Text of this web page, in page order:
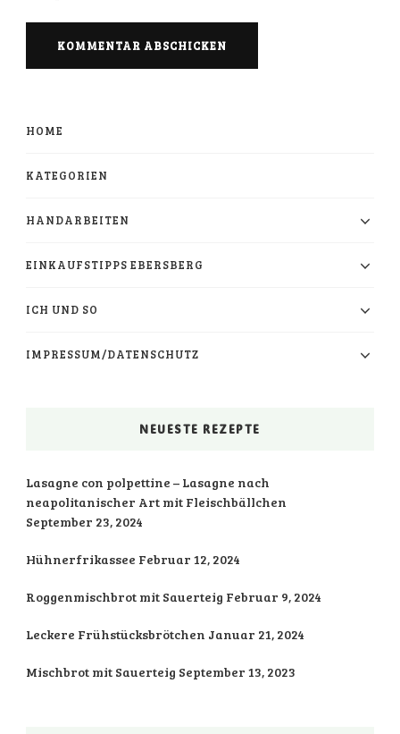
HOME
KATEGORIEN
HANDARBEITEN
EINKAUFSTIPPS EBERSBERG
ICH UND SO
IMPRESSUM/DATENSCHUTZ
NEUESTE REZEPTE
Lasagne con polpettine – Lasagne nach
neapolitanischer Art mit Fleischbällchen
September 23, 2024
Hühnerfrikassee Februar 12, 2024
Roggenmischbrot mit Sauerteig Februar 9, 2024
Leckere Frühstücksbrötchen Januar 21, 2024
Mischbrot mit Sauerteig September 13, 2023